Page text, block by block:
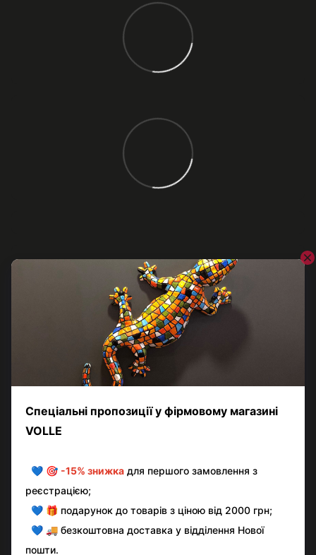
Додайте перший відгук
Написати відгук
Повна версія сайту